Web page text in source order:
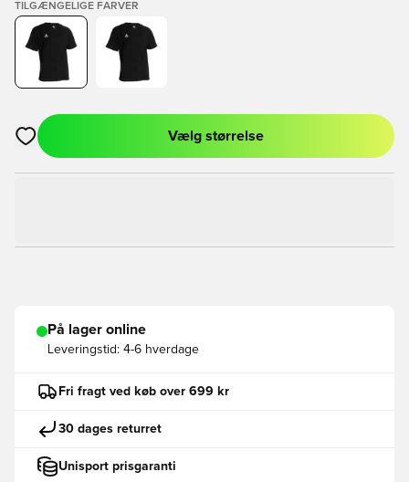
TILGÆNGELIGE FARVER
Åbner en Modal til at logge ind eller tilmelde dig som medlem
Vælg størrelse
På lager online
Leveringstid: 4-6 hverdage
Fri fragt ved køb over 699 kr
30 dages returret
Unisport prisgaranti